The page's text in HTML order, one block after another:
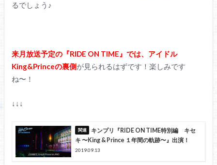
るでしょう♪
来月放送予定の『RIDE ON TIME』では、アイドル
King&Princeの裏側が見られるはずです！楽しみです
ね〜！
↓↓↓
キンプリ『RIDE ON TIME特別編 キセ
キ 〜King & Prince １年間の軌跡〜』出演！
2019.09.13